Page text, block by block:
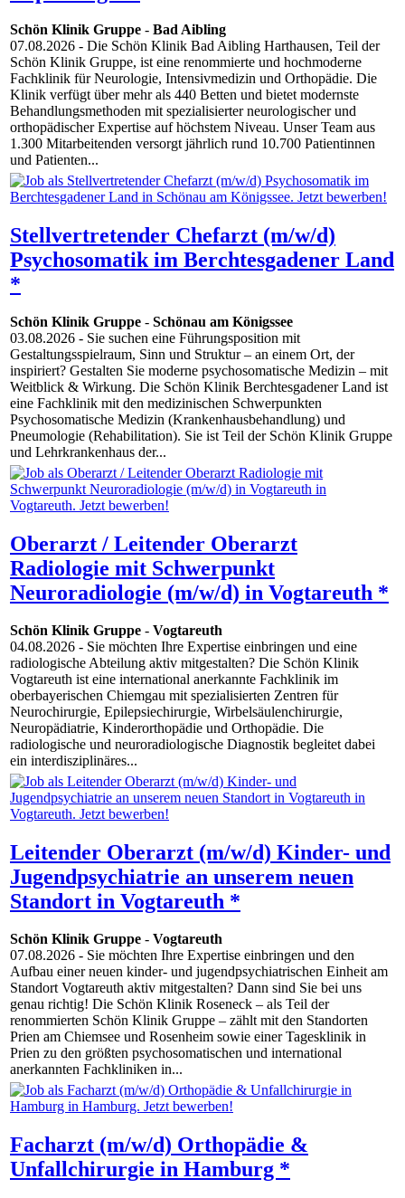
Schön Klinik Gruppe - Bad Aibling
07.08.2026 - Die Schön Klinik Bad Aibling Harthausen, Teil der
Schön Klinik Gruppe, ist eine renommierte und hochmoderne
Fachklinik für Neurologie, Intensivmedizin und Orthopädie. Die
Klinik verfügt über mehr als 440 Betten und bietet modernste
Behandlungsmethoden mit spezialisierter neurologischer und
orthopädischer Expertise auf höchstem Niveau. Unser Team aus
1.300 Mitarbeitenden versorgt jährlich rund 10.700 Patientinnen
und Patienten...
Stellvertretender Chefarzt (m/w/d)
Psychosomatik im Berchtesgadener Land
*
Schön Klinik Gruppe - Schönau am Königssee
03.08.2026 - Sie suchen eine Führungsposition mit
Gestaltungsspielraum, Sinn und Struktur – an einem Ort, der
inspiriert? Gestalten Sie moderne psychosomatische Medizin – mit
Weitblick & Wirkung. Die Schön Klinik Berchtesgadener Land ist
eine Fachklinik mit den medizinischen Schwerpunkten
Psychosomatische Medizin (Krankenhausbehandlung) und
Pneumologie (Rehabilitation). Sie ist Teil der Schön Klinik Gruppe
und Lehrkrankenhaus der...
Oberarzt / Leitender Oberarzt
Radiologie mit Schwerpunkt
Neuroradiologie (m/w/d) in Vogtareuth *
Schön Klinik Gruppe - Vogtareuth
04.08.2026 - Sie möchten Ihre Expertise einbringen und eine
radiologische Abteilung aktiv mitgestalten? Die Schön Klinik
Vogtareuth ist eine international anerkannte Fachklinik im
oberbayerischen Chiemgau mit spezialisierten Zentren für
Neurochirurgie, Epilepsiechirurgie, Wirbelsäulenchirurgie,
Neuropädiatrie, Kinderorthopädie und Orthopädie. Die
radiologische und neuroradiologische Diagnostik begleitet dabei
ein interdisziplinäres...
Leitender Oberarzt (m/w/d) Kinder- und
Jugendpsychiatrie an unserem neuen
Standort in Vogtareuth *
Schön Klinik Gruppe - Vogtareuth
07.08.2026 - Sie möchten Ihre Expertise einbringen und den
Aufbau einer neuen kinder- und jugendpsychiatrischen Einheit am
Standort Vogtareuth aktiv mitgestalten? Dann sind Sie bei uns
genau richtig! Die Schön Klinik Roseneck – als Teil der
renommierten Schön Klinik Gruppe – zählt mit den Standorten
Prien am Chiemsee und Rosenheim sowie einer Tagesklinik in
Prien zu den größten psychosomatischen und international
anerkannten Fachkliniken in...
Facharzt (m/w/d) Orthopädie &
Unfallchirurgie in Hamburg *